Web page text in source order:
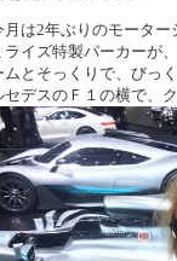
は2年ぶりのモータ
ライズ特製パーカーが
ムとそっくりで、びっ
セデスのＦ１の横で